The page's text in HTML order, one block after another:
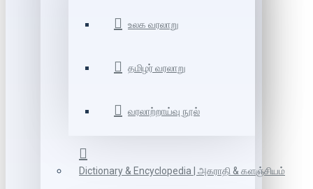
உலக வரலாறு
தமிழர் வரலாறு
வரலாற்றாய்வு நூல்
Dictionary & Encyclopedia | அகராதி & களஞ்சியம்